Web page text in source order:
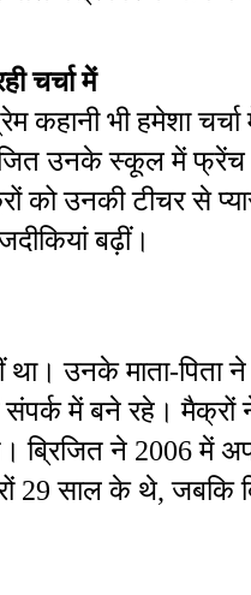
चर्चा में
कहानी भी हमेशा
उनके स्कूल में फ्रेंच
को उनकी टीचर से
बढ़ीं।
था। उनके माता-पिता
में बने रहे। मैक्रों
ब्रिजित ने 2006
29 साल के थे, जबकि